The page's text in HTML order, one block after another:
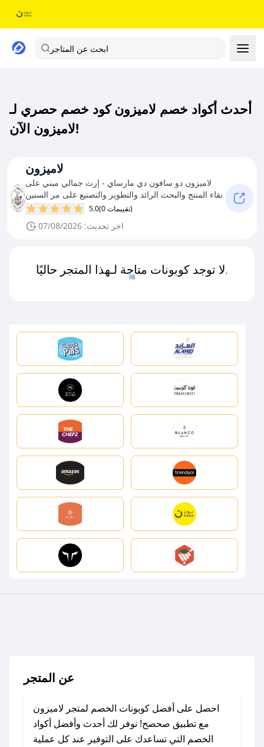
ابحث عن المتاجر
أحدث أكواد خصم لاميزون كود خصم حصري لـ
لاميزون الآن!
لاميزون
لاميزون دو سافون دي مارساي - إرث جمالي مبني على
نقاء المنتج والبحث الرائد والتطوير والتصنيع على مر السنين
5.0 (0 تقييمات)
اخر تحديث: 07/08/2026
لا توجد كوبونات متاحة لـهذا المتجر حاليًا.
عن المتجر
احصل على أفضل كوبونات الخصم لمتجر لاميزون
مع تطبيق صحصح! نوفر لك أحدث وأفضل أكواد
الخصم التي تساعدك على التوفير عند كل عملية